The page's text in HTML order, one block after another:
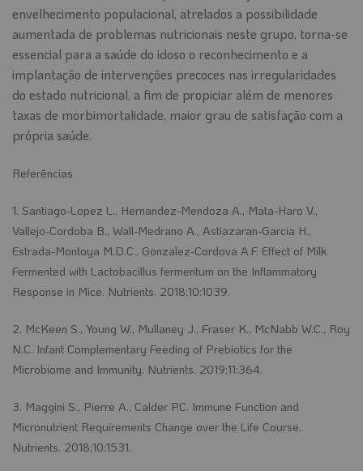
envelhecimento populacional, atrelados a possibilidade
aumentada de problemas nutricionais neste grupo, torna-se
essencial para a saúde do idoso o reconhecimento e a
implantação de intervenções precoces nas irregularidades
do estado nutricional, a fim de propiciar além de menores
taxas de morbimortalidade, maior grau de satisfação com a
própria saúde.
Referências
1. Santiago-Lopez L., Hernandez-Mendoza A., Mata-Haro V.,
Vallejo-Cordoba B., Wall-Medrano A., Astiazaran-Garcia H.,
Estrada-Montoya M.D.C., Gonzalez-Cordova A.F. Effect of Milk
Fermented with Lactobacillus fermentum on the Inflammatory
Response in Mice. Nutrients. 2018;10:1039.
2. McKeen S., Young W., Mullaney J., Fraser K., McNabb W.C., Roy
N.C. Infant Complementary Feeding of Prebiotics for the
Microbiome and Immunity. Nutrients. 2019;11:364.
3. Maggini S., Pierre A., Calder P.C. Immune Function and
Micronutrient Requirements Change over the Life Course.
Nutrients. 2018;10:1531.